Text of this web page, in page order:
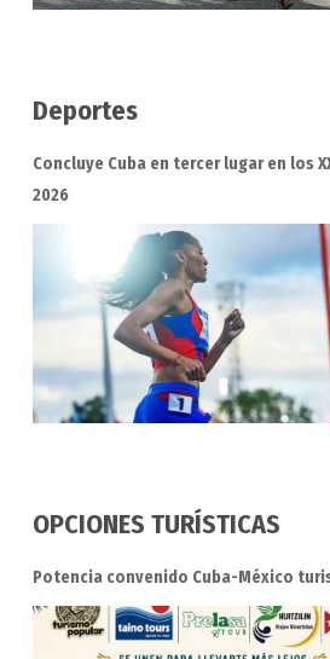
Deportes
Concluye Cuba en tercer lugar en los
2026
OPCIONES TURÍSTICAS
Potencia convenido Cuba-México